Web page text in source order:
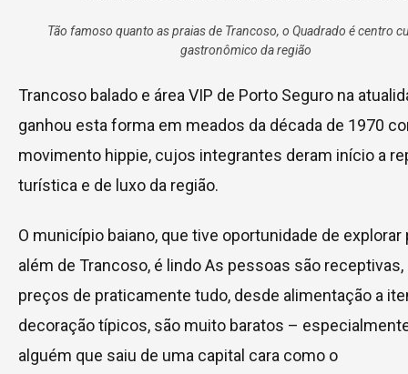
Tão famoso quanto as praias de Trancoso, o Quadrado é centro
gastronômico da região
Trancoso balado e área VIP de Porto Seguro na
ganhou esta forma em meados da década de 1970
movimento hippie, cujos integrantes deram início a
turística e de luxo da região.
O município baiano, que tive oportunidade de explorar
além de Trancoso, é lindo As pessoas são receptivas,
preços de praticamente tudo, desde alimentação a
decoração típicos, são muito baratos –
alguém que saiu de uma capital cara como o